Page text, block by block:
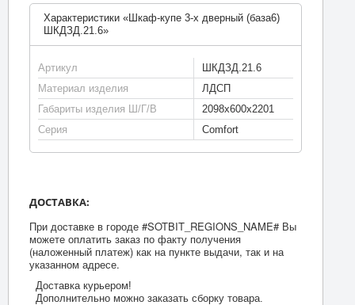
Характеристики «Шкаф-купе 3-х дверный (база6)
ШКДЗД.21.6»
Артикул
ШКДЗД.21.6
Материал изделия
ЛДСП
Габариты изделия Ш/Г/В
2098х600х2201
Серия
Comfort
ДОСТАВКА:
При доставке в городе #SOTBIT_REGIONS_NAME# Вы
можете оплатить заказ по факту получения
(наложенный платеж) как на пункте выдачи, так и на
указанном адресе.
Доставка курьером!
Дополнительно можно заказать сборку товара.